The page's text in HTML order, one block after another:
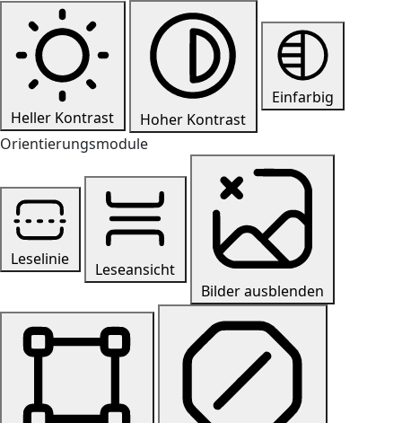
Heller Kontrast Hoher Kontrast
Einfarbig
Orientierungsmodule
Leselinie
Leseansicht
Bilder ausblenden